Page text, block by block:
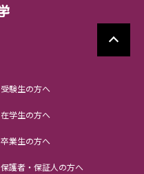
受験生の方へ
在学生の方へ
卒業生の方へ
保護者・保証人の方へ